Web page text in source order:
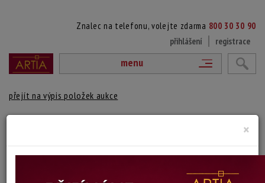
Znalec na telefonu, volejte zdarma 800 30 30 90
přihlášení
registrace
menu
přejít na výpis položek aukce
Lars Florén
×